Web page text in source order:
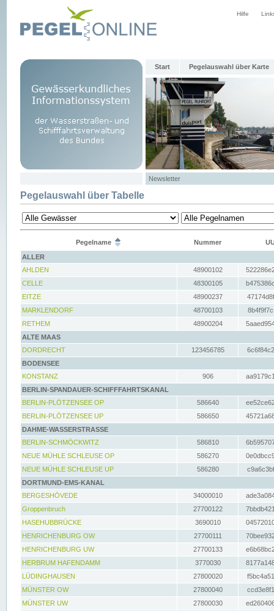
Hilfe
Start Pegelauswahl über Karte
Newsletter
Pegelauswahl über Tabelle
Pegelname Nummer
ALLER
AHLDEN
48900102
CELLE
48300105
EITZE
48900237
MARKLENDORF
48700103
RETHEM
48900204
ALTE MAAS
DORDRECHT
123456785
BODENSEE
KONSTANZ
906
BERLIN-SPANDAUER-SCHIFFFAHRTSKANAL
BERLIN-PLÖTZENSEE OP
586640
BERLIN-PLÖTZENSEE UP
586650
DAHME-WASSERSTRASSE
BERLIN-SCHMÖCKWITZ
586810
NEUE MÜHLE SCHLEUSE OP
586270
NEUE MÜHLE SCHLEUSE UP
586280
DORTMUND-EMS-KANAL
BERGESHÖVEDE
34000010
Groppenbruch
27700122
HASEHUBBRÜCKE
3690010
HENRICHENBURG OW
27700111
HENRICHENBURG UW
27700133
HERBRUM HAFENDAMM
3770030
LÜDINGHAUSEN
27800020
MÜNSTER OW
27800040
MÜNSTER UW
27800030